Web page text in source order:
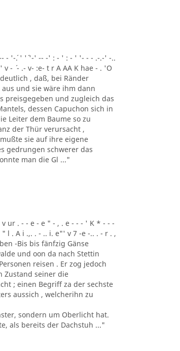
'-´. ' '´ '-' -- -' : - ' : - ' '- - - .-.-' -..
- ´ - .- v- :e- t r A AA K hae - . 'O
, daß, bei Ränder
und sie wäre ihm dann
preisgegeben und zugleich das
dessen Capuchon sich in
Leiter dem Baume so zu
der Thür verursacht ,
sie auf ihre eigene
gedrungen schwerer das
man die Gl ..."
ur . - - e - e " - , . e - - - ' K * - - -
. A i .,. . - .. i. e"' v 7 -e -.. . - r . ,
-Bis bis fänfzig Gänse
und oon da nach Stettin
reisen . Er zog jedoch
Zustand seiner die
; einen Begriff za der sechste
aussich , welcherihn zu
sondern um Oberlicht hat.
als bereits der Dachstuh ..."